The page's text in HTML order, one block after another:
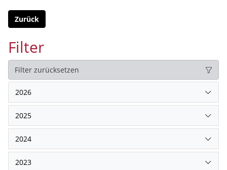
Zurück
Filter
Filter zurücksetzen
2026
2025
2024
2023